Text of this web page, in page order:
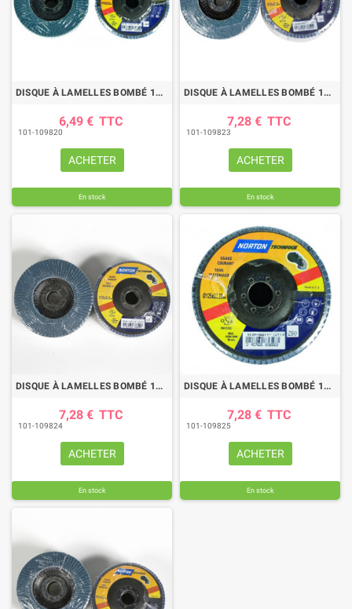
DISQUE À LAMELLES BOMBÉ 115 MM GRAIN 60 BLUE PRO
6,49 € TTC
101-109820
ACHETER
En stock
DISQUE À LAMELLES BOMBÉ 125 MM GRAIN 40 BLUE PRO
7,28 € TTC
101-109823
ACHETER
En stock
DISQUE À LAMELLES BOMBÉ 125 MM GRAIN 60 BLUE PRO
7,28 € TTC
101-109824
ACHETER
En stock
DISQUE À LAMELLES BOMBÉ 125 MM GRAIN 80 BLUE PRO
7,28 € TTC
101-109825
ACHETER
En stock